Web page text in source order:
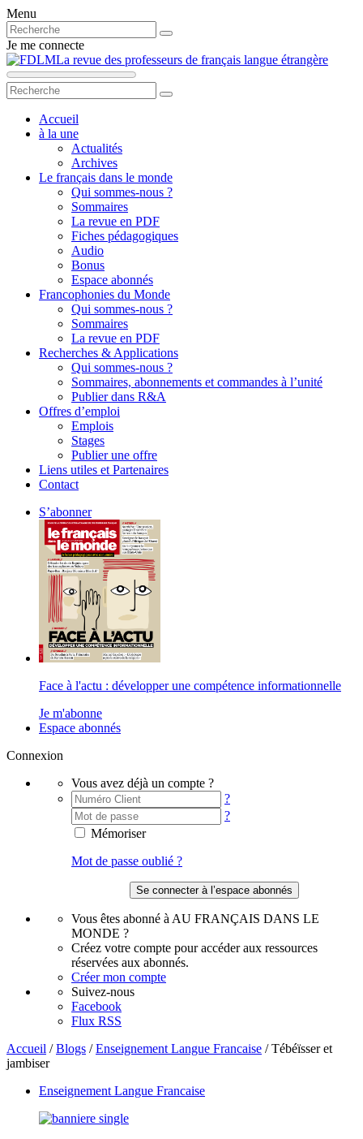
Menu
Je me connecte
La revue des professeurs de français langue étrangère
Accueil
à la une
Actualités
Archives
Le français dans le monde
Qui sommes-nous ?
Sommaires
La revue en PDF
Fiches pédagogiques
Audio
Bonus
Espace abonnés
Francophonies du Monde
Qui sommes-nous ?
Sommaires
La revue en PDF
Recherches & Applications
Qui sommes-nous ?
Sommaires, abonnements et commandes à l’unité
Publier dans R&A
Offres d’emploi
Emplois
Stages
Publier une offre
Liens utiles et Partenaires
Contact
S’abonner
Face à l'actu : développer une compétence informationnelle
Je m'abonne
Espace abonnés
Connexion
Vous avez déjà un compte ?
?
?
Mémoriser
Mot de passe oublié ?
Vous êtes abonné à AU FRANÇAIS DANS LE
MONDE ?
Créez votre compte pour accéder aux ressources
réservées aux abonnés.
Créer mon compte
Suivez-nous
Facebook
Flux RSS
Accueil /Blogs /Enseignement Langue Francaise /Tébéïsser et
jambiser
Enseignement Langue Francaise